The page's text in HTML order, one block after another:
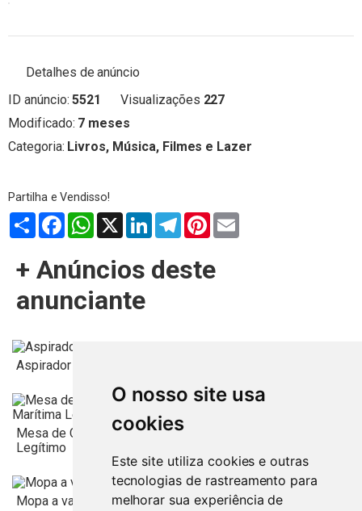
O nosso site usa
cookies
Este site utiliza cookies e outras
tecnologias de rastreamento para
melhorar sua experiência de
Detalhes de anúncio
ID anúncio: 5521 Visualizações 227
Modificado: 7 meses
Categoria: Livros, Música, Filmes e Lazer
PartilharFacebookWhatsApp
X LinkedInTelegramPinterest
+ Anúncios deste
anunciante
Aspirador Vertical Hoover Athen 18BG
Comprar agora:
Mesa de Centro com Tampo em Mármore Brecha Marítima
Legítimo
Mopa a vapor Polti Vaporetto SV420